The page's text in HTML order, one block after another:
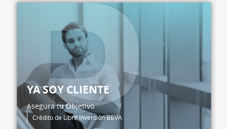
YA SOY CLIENTE
Asegura tu Objetivo
Crédito de Libre Inversión BBVA